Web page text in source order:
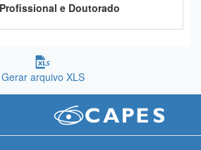
e Doutorado
Gerar arquivo XLS